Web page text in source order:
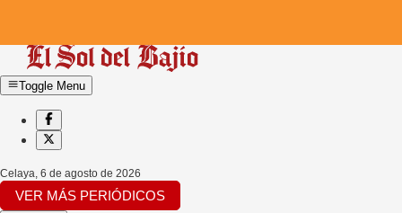
Toggle Menu
Celaya, 6 de agosto de 2026
VER MÁS PERIÓDICOS